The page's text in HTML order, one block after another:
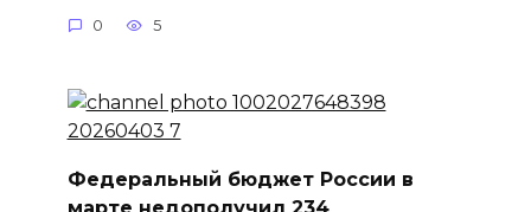
0 5
Федеральный бюджет России в
марте недополучил 234